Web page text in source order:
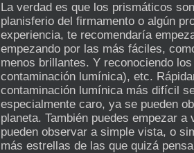
La verdad es que los prismáticos
planisferio del firmamento o algún
experiencia, te recomendaría
empezando por las más fáciles,
menos brillantes. Y reconociendo
contaminación lumínica), etc.
contaminación lumínica más difícil
especialmente caro, ya se pueden
planeta. También puedes empezar
pueden observar a simple vista, o
más estrellas de las que quizá